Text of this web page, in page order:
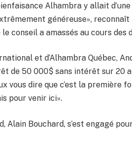
Alhambra y allait
généreuse», reconnaît
conseil a amassés au cours des
et d’Alhambra Québec,
de 50 000$ sans intérêt sur 20
vous dire que c’est la première
pour venir ici».
Alain Bouchard, s’est engagé